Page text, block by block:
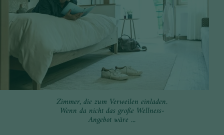
Zimmer, die zum Verweilen einladen.
Wenn da nicht das große Wellness-
Angebot wäre ...